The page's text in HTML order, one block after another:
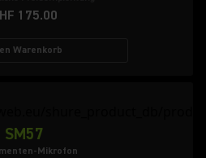
175.00
Warenkorb
SM57
Mikrofon